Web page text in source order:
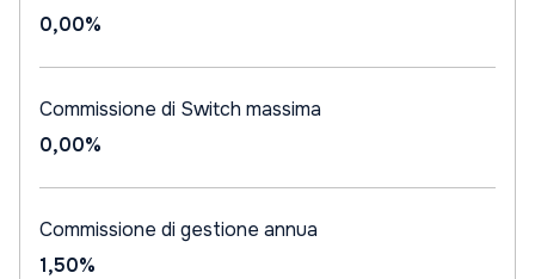
0,00%
Commissione di Switch massima
0,00%
Commissione di gestione annua
1,50%